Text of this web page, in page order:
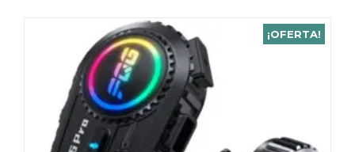
¡OFERTA!